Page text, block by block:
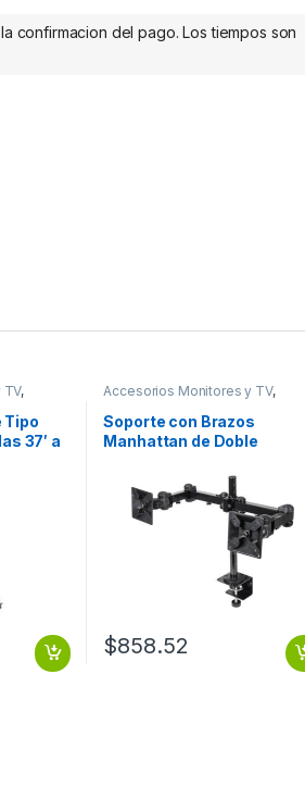
confirmacion del pago. Los tiempos son
TV,
Tipo
37′ a
70
Accesorios Monitores y TV,
Soporte con Brazos
Manhattan de Doble
Monitores hasta 24′, max.
12KGs, Negro ARTICULADO
13 A 24 6 KG X BRAZO
$858.52